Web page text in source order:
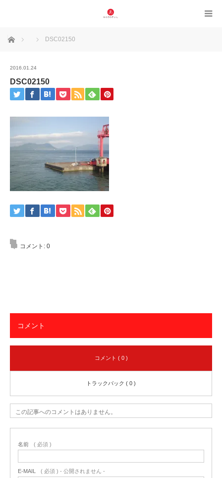
ホーム DSC02150
2016.01.24
DSC02150
コメント: 0
コメント
コメント ( 0 )
トラックバック ( 0 )
この記事へのコメントはありません。
名前 ( 必須 )
E-MAIL ( 必須 ) - 公開されません -